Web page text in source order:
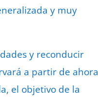
y muy
y reconducir
a partir de ahora
el objetivo de la